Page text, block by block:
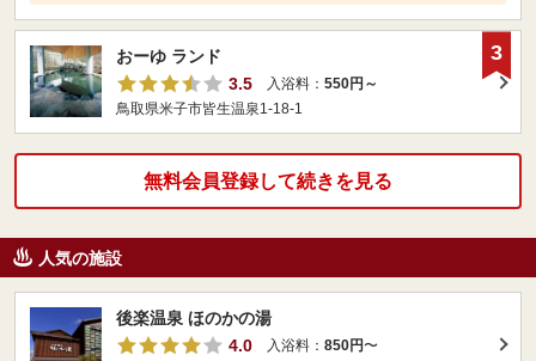
おーゆ ランド
3.5
入浴料： 550円～
鳥取県米子市皆生温泉1-18-1
3
無料会員登録して続きを見る
人気の施設
後楽温泉 ほのかの湯
4.0
入浴料： 850円〜